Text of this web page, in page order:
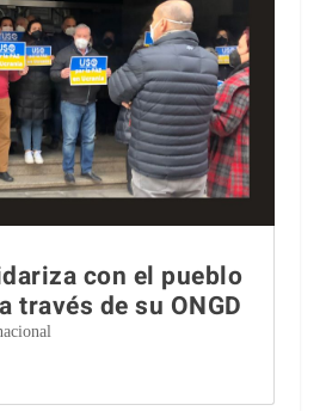
con el pueblo
través de su ONGD